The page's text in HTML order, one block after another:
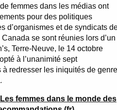
femmes dans les médias ont
pour des politiques
d’organismes et de syndicats
se sont réunies lors d’un
Terre-Neuve, le 14 octobre
à l’unanimité sept
redresser les iniquités de genre
femmes dans le monde des